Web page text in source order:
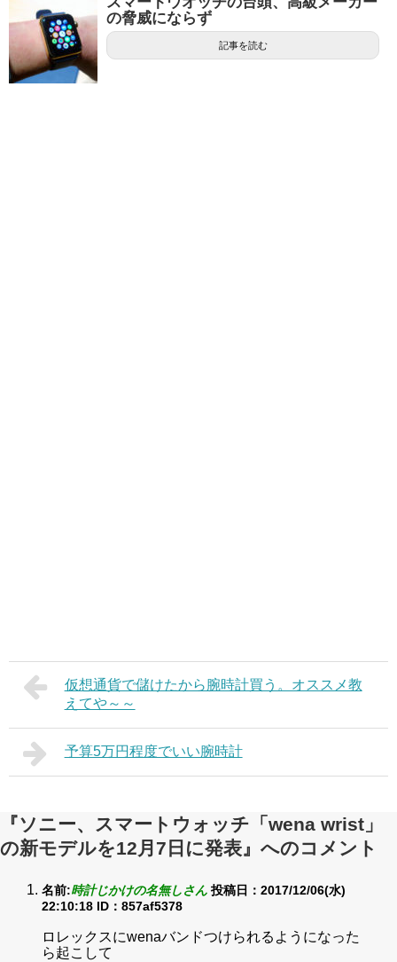
の脅威にならず
記事を読む
仮想通貨で儲けたから腕時計買う。オススメ教
えてや～～
予算5万円程度でいい腕時計
『ソニー、スマートウォッチ「wena wrist」
の新モデルを12月7日に発表』へのコメント
名前:時計じかけの名無しさん 投稿日：2017/12/06(水)
22:10:18 ID：857af5378
ロレックスにwenaバンドつけられるようになった
ら起こして